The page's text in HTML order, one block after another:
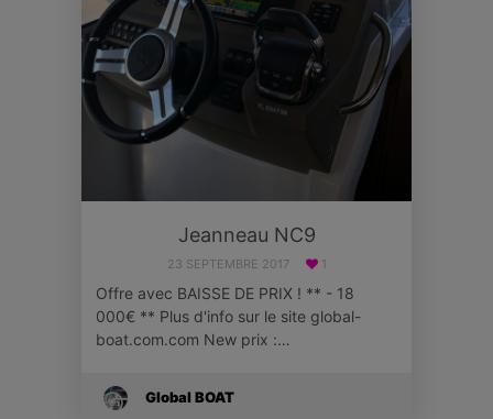
Jeanneau NC9
23 SEPTEMBRE 2017 1
Offre avec BAISSE DE PRIX ! ** - 18
000€ ** Plus d'info sur le site global-
boat.com.com New prix :…
Global BOAT